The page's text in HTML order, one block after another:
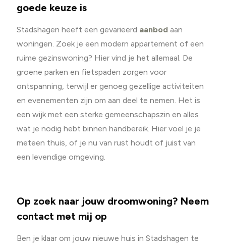
goede keuze is
Stadshagen heeft een gevarieerd aanbod aan
woningen. Zoek je een modern appartement of een
ruime gezinswoning? Hier vind je het allemaal. De
groene parken en fietspaden zorgen voor
ontspanning, terwijl er genoeg gezellige activiteiten
en evenementen zijn om aan deel te nemen. Het is
een wijk met een sterke gemeenschapszin en alles
wat je nodig hebt binnen handbereik. Hier voel je je
meteen thuis, of je nu van rust houdt of juist van
een levendige omgeving.
Op zoek naar jouw droomwoning? Neem
contact met mij op
Ben je klaar om jouw nieuwe huis in Stadshagen te